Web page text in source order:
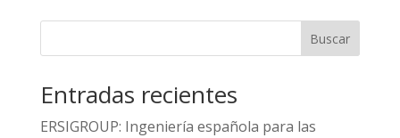
Buscar
Entradas recientes
ERSIGROUP: Ingeniería española para las